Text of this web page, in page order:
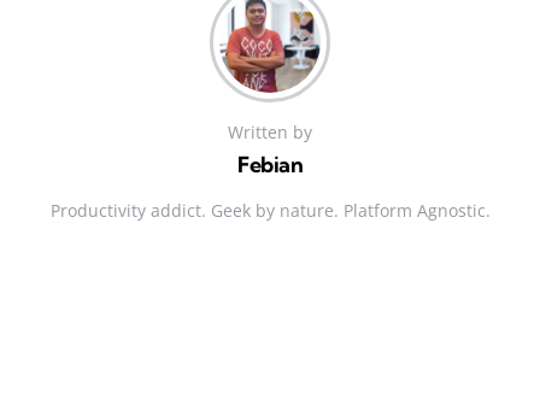
Written by
Febian
Productivity addict. Geek by nature. Platform Agnostic.